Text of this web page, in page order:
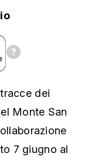
dei
Monte San
7 giugno al